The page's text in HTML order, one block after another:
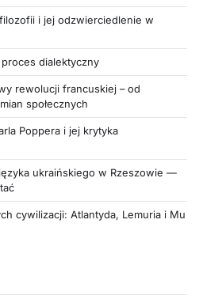
i jej odzwierciedlenie w
dialektyczny
rewolucji francuskiej – od
społecznych
Poppera i jej krytyka
języka ukraińskiego w Rzeszowie —
cywilizacji: Atlantyda, Lemuria i Mu